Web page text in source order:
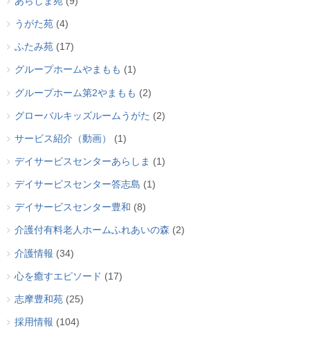
うがた苑 (4)
ふたみ苑 (17)
グループホームやまもも (1)
グループホーム第2やまもも (2)
グローバルキッズルームうがた (2)
サービス紹介（動画） (1)
デイサービスセンターあらしま (1)
デイサービスセンター答志島 (1)
デイサービスセンター豊和 (8)
介護付有料老人ホームふれあいの森 (2)
介護情報 (34)
心を癒すエピソード (17)
志摩豊和苑 (25)
採用情報 (104)